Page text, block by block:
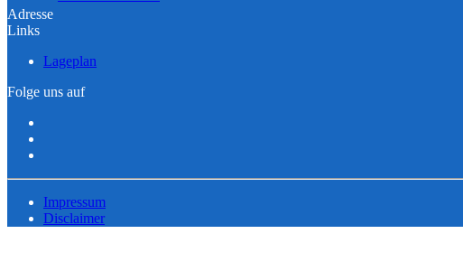
Adresse
Links
Lageplan
Folge uns auf
Impressum
Disclaimer